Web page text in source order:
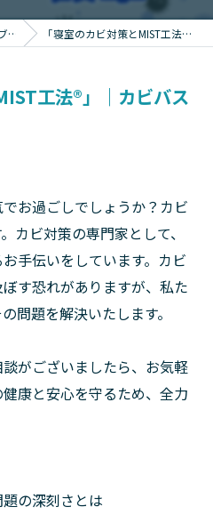
グ 「寝室のカビ対策とMIST工法®︎」｜カビバスターズ岐阜
工法®︎」｜カビバス
お過ごしでしょうか？カビ
カビ対策の専門家として、
手伝いをしています。カビ
す恐れがありますが、私た
問題を解決いたします。
がございましたら、お気軽
康と安心を守るため、全力
の深刻さとは